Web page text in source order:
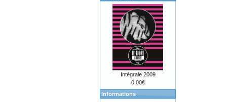
Intégrale 2009
0,00€
Informations